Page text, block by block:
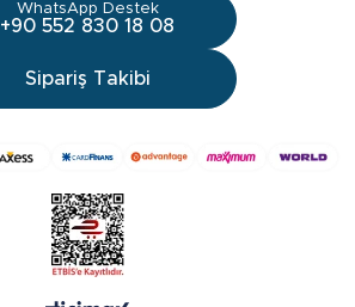
WhatsApp Destek
+90 552 830 18 08
Sipariş Takibi